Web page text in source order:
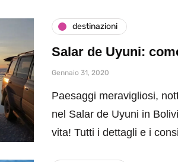
destinazioni
Salar de Uyuni:
Gennaio 31, 2020
Paesaggi meravigliosi,
nel Salar de Uyuni in
vita! Tutti i dettagli e i